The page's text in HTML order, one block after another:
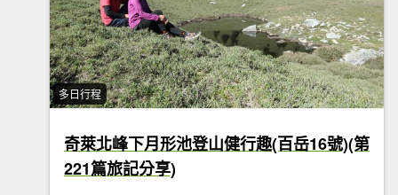
多日行程
奇萊北峰下月形池登山健行趣(百岳16號)(第
221篇旅記分享)